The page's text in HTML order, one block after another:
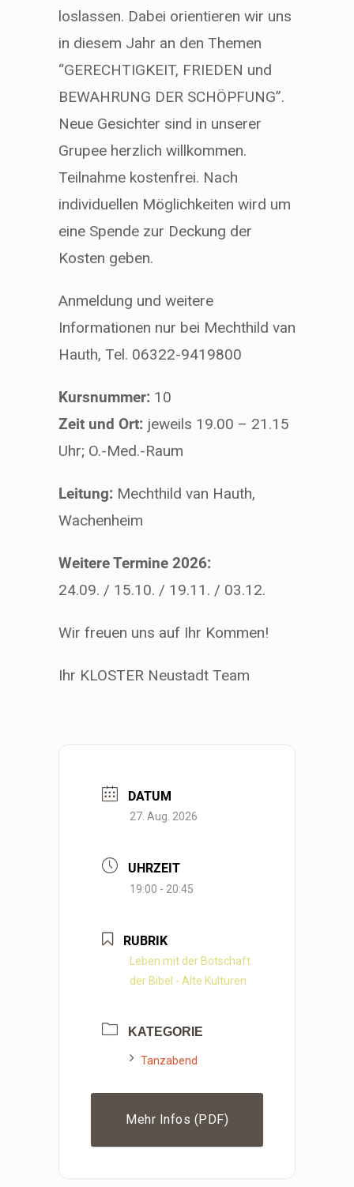
loslassen. Dabei orientieren wir uns
in diesem Jahr an den Themen
“GERECHTIGKEIT, FRIEDEN und
BEWAHRUNG DER SCHÖPFUNG”.
Neue Gesichter sind in unserer
Grupee herzlich willkommen.
Teilnahme kostenfrei. Nach
individuellen Möglichkeiten wird um
eine Spende zur Deckung der
Kosten geben.
Anmeldung und weitere
Informationen nur bei Mechthild van
Hauth, Tel. 06322-9419800
Kursnummer: 10
Zeit und Ort: jeweils 19.00 – 21.15
Uhr; O.-Med.-Raum
Leitung: Mechthild van Hauth,
Wachenheim
Weitere Termine 2026:
24.09. / 15.10. / 19.11. / 03.12.
Wir freuen uns auf Ihr Kommen!
Ihr KLOSTER Neustadt Team
DATUM
27. Aug. 2026
UHRZEIT
19:00 - 20:45
RUBRIK
Leben mit der Botschaft
der Bibel - Alte Kulturen
KATEGORIE
Tanzabend
Mehr Infos (PDF)